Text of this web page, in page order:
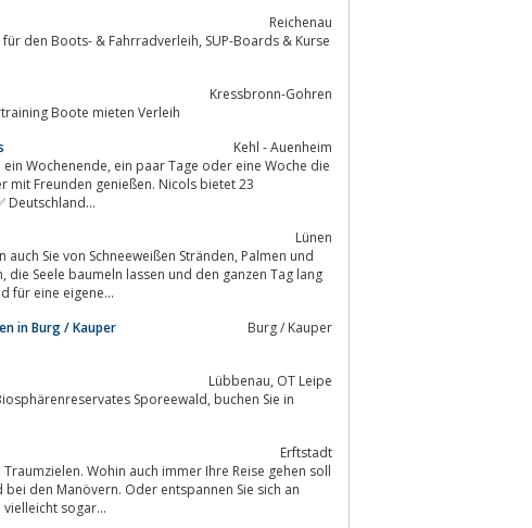
Reichenau
SUP-Boards & Kurse
Kressbronn-Gohren
Boote mieten Verleih
Kehl - Auenheim
an, entdecken Sie die Kanäle und Flüsse von Frankreich, ✅ Deutschland...
Lünen
für eine eigene...
in Burg / Kauper
Burg / Kauper
Lübbenau, OT Leipe
Sporeewald, buchen Sie in
Erftstadt
Wohin auch immer Ihre Reise gehen soll
den Manövern. Oder entspannen Sie sich an
und träumen Wellen, Wolken und vielleicht sogar...